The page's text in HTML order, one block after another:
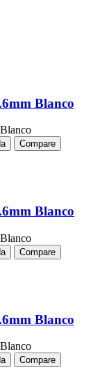
Blanco
Compare
Blanco
Compare
Blanco
Compare